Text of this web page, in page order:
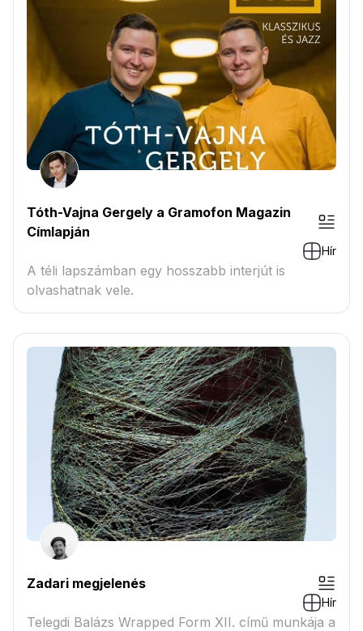
Tóth-Vajna Gergely a Gramofon Magazin
Címlapján
Hír
A téli lapszámban egy hosszabb interjút is
olvashatnak vele.
Zadari megjelenés
Hír
Telegdi Balázs Wrapped Form XII. című munkája a